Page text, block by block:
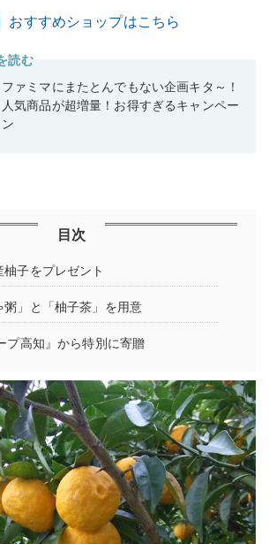
】おすすめショップはこちら
読む
ファミマにまたとんでもない企画キタ～！
人気商品が超増量！お得すぎるキャンペー
ン
目次
子をプレゼント
粥」と「柚子茶」を用意
プ高知』から特別に寄贈